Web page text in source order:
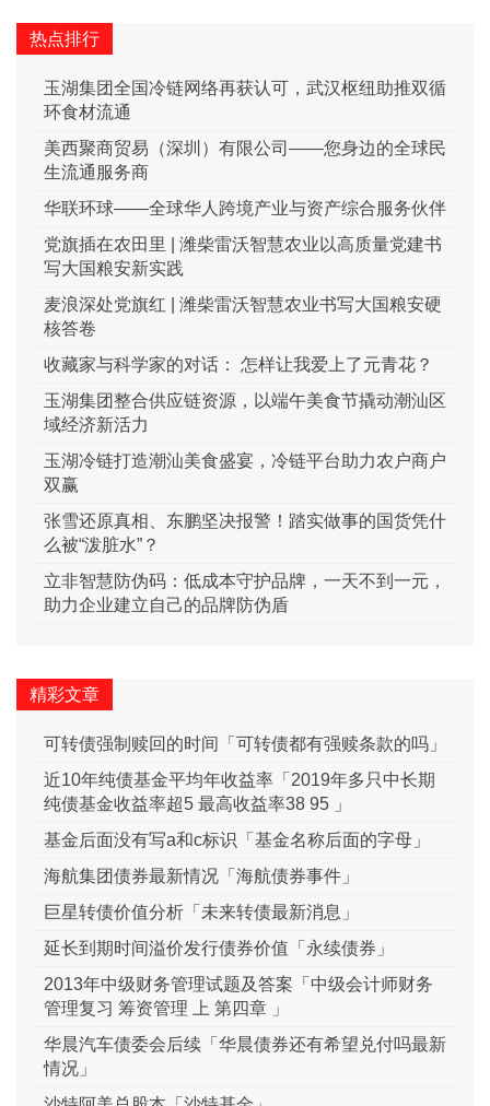
热点排行
玉湖集团全国冷链网络再获认可，武汉枢纽助推双循
环食材流通
美西聚商贸易（深圳）有限公司——您身边的全球民
生流通服务商
华联环球——全球华人跨境产业与资产综合服务伙伴
党旗插在农田里 | 潍柴雷沃智慧农业以高质量党建书
写大国粮安新实践
麦浪深处党旗红 | 潍柴雷沃智慧农业书写大国粮安硬
核答卷
收藏家与科学家的对话： 怎样让我爱上了元青花？
玉湖集团整合供应链资源，以端午美食节撬动潮汕区
域经济新活力
玉湖冷链打造潮汕美食盛宴，冷链平台助力农户商户
双赢
张雪还原真相、东鹏坚决报警！踏实做事的国货凭什
么被“泼脏水”？
立非智慧防伪码：低成本守护品牌，一天不到一元，
助力企业建立自己的品牌防伪盾
精彩文章
可转债强制赎回的时间「可转债都有强赎条款的吗」
近10年纯债基金平均年收益率「2019年多只中长期
纯债基金收益率超5 最高收益率38 95 」
基金后面没有写a和c标识「基金名称后面的字母」
海航集团债券最新情况「海航债券事件」
巨星转债价值分析「未来转债最新消息」
延长到期时间溢价发行债券价值「永续债券」
2013年中级财务管理试题及答案「中级会计师财务
管理复习 筹资管理 上 第四章 」
华晨汽车债委会后续「华晨债券还有希望兑付吗最新
情况」